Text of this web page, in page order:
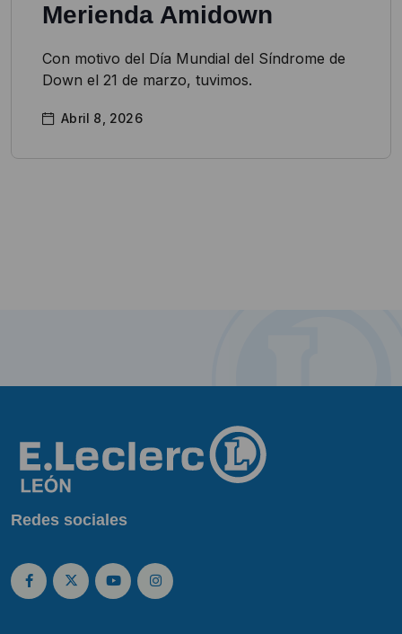
Merienda Amidown
Con motivo del Día Mundial del Síndrome de
Down el 21 de marzo, tuvimos.
Abril 8, 2026
Redes sociales